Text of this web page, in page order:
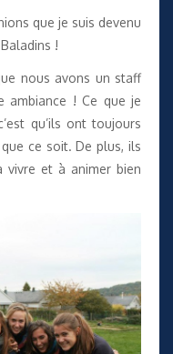
que je suis devenu
!
nous avons un staff
ambiance ! Ce que je
qu’ils ont toujours
ce soit. De plus, ils
et à animer bien